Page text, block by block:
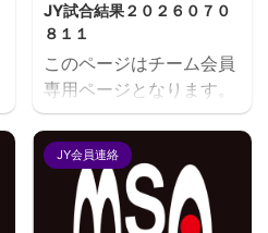
JY試合結果２０２６０７０
８１１
このページはチーム会員
専用ページとなります。
閲覧にはユーザー名とパ
スワードにてログインが
必要となります。既存ユ
ーザのログインユーザー
名またはメールアドレス
JY会員連絡